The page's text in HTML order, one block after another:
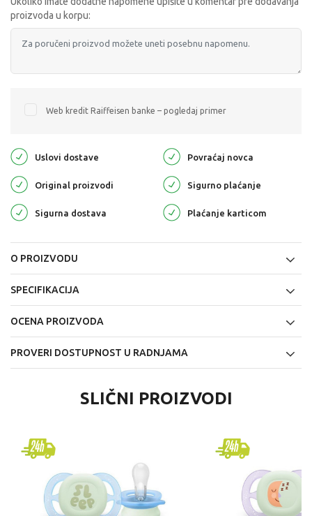
proizvoda u korpu:
Web kredit Raiffeisen banke – pogledaj primer
Uslovi dostave Povraćaj novca
Original proizvodi Sigurno plaćanje
Sigurna dostava Plaćanje karticom
O PROIZVODU
SPECIFIKACIJA
OCENA PROIZVODA
PROVERI DOSTUPNOST U RADNJAMA
SLIČNI PROIZVODI